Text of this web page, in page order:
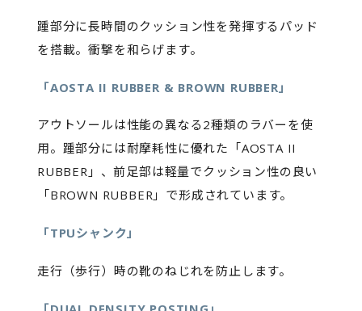
踵部分に長時間のクッション性を発揮するパッド
を搭載。衝撃を和らげます。
「AOSTA II RUBBER & BROWN RUBBER」
アウトソールは性能の異なる2種類のラバーを使
用。踵部分には耐摩耗性に優れた「AOSTA II
RUBBER」、前足部は軽量でクッション性の良い
「BROWN RUBBER」で形成されています。
「TPUシャンク」
走行（歩行）時の靴のねじれを防止します。